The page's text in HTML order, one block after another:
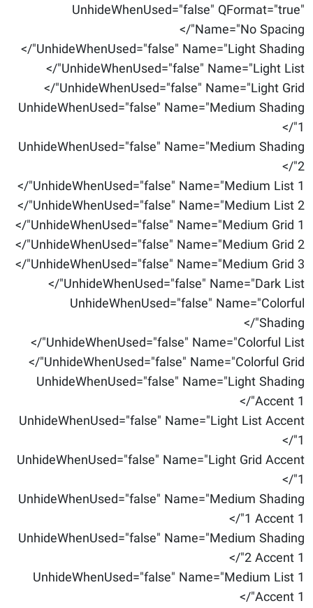
UnhideWhenUsed="false" QFormat="true"
Name="No Spacing"/>
UnhideWhenUsed="false" Name="Light Shading"/>
UnhideWhenUsed="false" Name="Light List"/>
UnhideWhenUsed="false" Name="Light Grid"/>
UnhideWhenUsed="false" Name="Medium Shading
1"/>
UnhideWhenUsed="false" Name="Medium Shading
2"/>
UnhideWhenUsed="false" Name="Medium List 1"/>
UnhideWhenUsed="false" Name="Medium List 2"/>
UnhideWhenUsed="false" Name="Medium Grid 1"/>
UnhideWhenUsed="false" Name="Medium Grid 2"/>
UnhideWhenUsed="false" Name="Medium Grid 3"/>
UnhideWhenUsed="false" Name="Dark List"/>
UnhideWhenUsed="false" Name="Colorful
Shading"/>
UnhideWhenUsed="false" Name="Colorful List"/>
UnhideWhenUsed="false" Name="Colorful Grid"/>
UnhideWhenUsed="false" Name="Light Shading
Accent 1"/>
UnhideWhenUsed="false" Name="Light List Accent
1"/>
UnhideWhenUsed="false" Name="Light Grid Accent
1"/>
UnhideWhenUsed="false" Name="Medium Shading
1 Accent 1"/>
UnhideWhenUsed="false" Name="Medium Shading
2 Accent 1"/>
UnhideWhenUsed="false" Name="Medium List 1
Accent 1"/>